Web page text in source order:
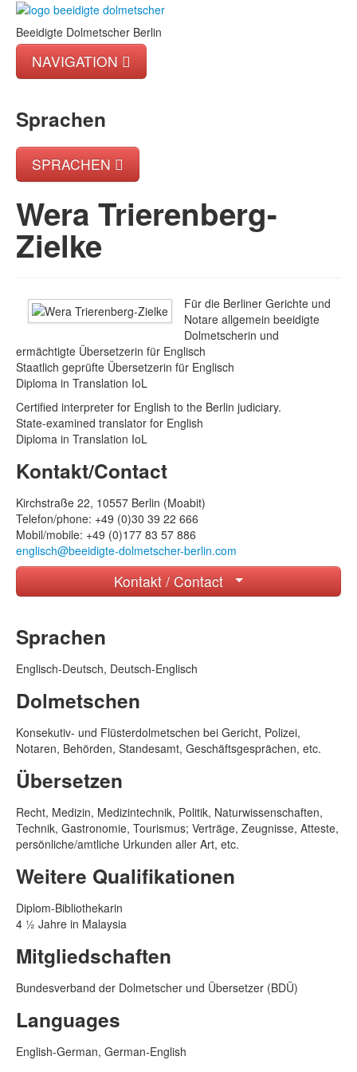
Beeidigte Dolmetscher Berlin
NAVIGATION
Kontakt
Impressum
Datenschutz
Sprachen
SPRACHEN
中文/Chinesisch
English/Englisch
Français/Französisch
日本語/Japanisch
по-русски/Russisch
Español/Spanisch
Türkçe/Türkisch
Magyar/Ungarisch
Wera Trierenberg-
Zielke
Für die Berliner Gerichte und
Notare allgemein beeidigte
Dolmetscherin und
ermächtigte Übersetzerin für Englisch
Staatlich geprüfte Übersetzerin für Englisch
Diploma in Translation IoL
Certified interpreter for English to the Berlin judiciary.
State-examined translator for English
Diploma in Translation IoL
Kontakt/Contact
Kirchstraße 22, 10557 Berlin (Moabit)
Telefon/phone: +49 (0)30 39 22 666
Mobil/mobile: +49 (0)177 83 57 886
englisch@beeidigte-dolmetscher-berlin.com
Kontakt / Contact
Ihre Telefonnummer
Ihre Nachricht
Wann soll die Arbeit erledigt sein/werden?
personenbezogenen Daten ausschließlich zur
Kontaktaufnahme verarbeitet, genutzt und unter
Beachtung desDatenschutzesgespeichert werden.
Sprachen
Englisch-Deutsch, Deutsch-Englisch
Dolmetschen
Konsekutiv- und Flüsterdolmetschen bei Gericht, Polizei,
Notaren, Behörden, Standesamt, Geschäftsgesprächen, etc.
Übersetzen
Recht, Medizin, Medizintechnik, Politik, Naturwissenschaften,
Technik, Gastronomie, Tourismus; Verträge, Zeugnisse, Atteste,
persönliche/amtliche Urkunden aller Art, etc.
Weitere Qualifikationen
Diplom-Bibliothekarin
4 ½ Jahre in Malaysia
Mitgliedschaften
Bundesverband der Dolmetscher und Übersetzer (BDÜ)
Languages
English-German, German-English